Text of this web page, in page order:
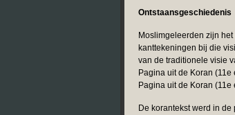
Ontstaansgeschiedenis
Moslimgeleerden zijn
kanttekeningen bij die
van de traditionele visie
Pagina uit de Koran (11e
Pagina uit de Koran (11e
De korantekst werd in